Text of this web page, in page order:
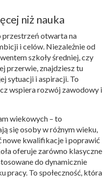
niż nauka
przestrzeń otwarta na
i celów. Niezależnie od
szkoły średniej, czy
przerwie, znajdziesz tu
sytuacji i aspiracji. To
wspiera rozwój zawodowy i
wiekowych – to
się osoby w różnym wieku,
nowe kwalifikacje i poprawić
oferuje zarówno klasyczne
do dynamicznie
pracy. To społeczność, która